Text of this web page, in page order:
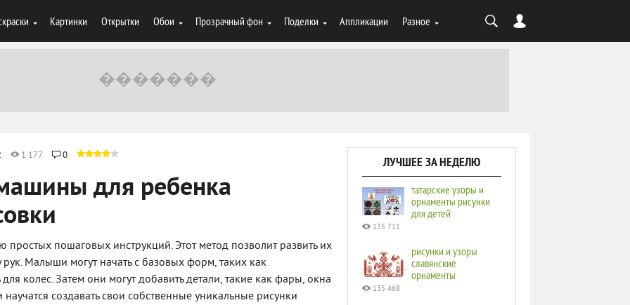
Картинки Открытки Обои Прозрачный фон Поделки Аппликации Разное
1 177 0
для ребенка
пошаговых инструкций. Этот метод позволит развить их
Малыши могут начать с базовых форм, таких как
колес. Затем они могут добавить детали, такие как фары, окна
создавать свои собственные уникальные рисунки
ЛУЧШЕЕ ЗА НЕДЕЛЮ
татарские узоры и
орнаменты рисунки
для детей
135 711
рисунки и узоры
славянские
орнаменты
135 468